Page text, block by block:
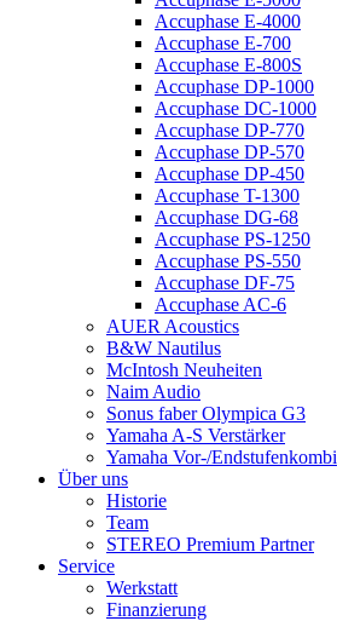
Accuphase E-4000
Accuphase E-700
Accuphase E-800S
Accuphase DP-1000
Accuphase DC-1000
Accuphase DP-770
Accuphase DP-570
Accuphase DP-450
Accuphase T-1300
Accuphase DG-68
Accuphase PS-1250
Accuphase PS-550
Accuphase DF-75
Accuphase AC-6
AUER Acoustics
B&W Nautilus
McIntosh Neuheiten
Naim Audio
Sonus faber Olympica G3
Yamaha A-S Verstärker
Yamaha Vor-/Endstufenkombi
Über uns
Historie
Team
STEREO Premium Partner
Service
Werkstatt
Finanzierung